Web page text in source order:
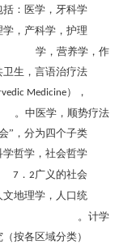
：医学，牙科学。
，产科学，护理
学，营养学，作
生，言语治疗法。
Medicine），
中医学，顺势疗法。
，分为四个子类。
哲学，社会哲学。
7 ． 2广义的社会
地理学，人口统
计学。
按各区域分类）。